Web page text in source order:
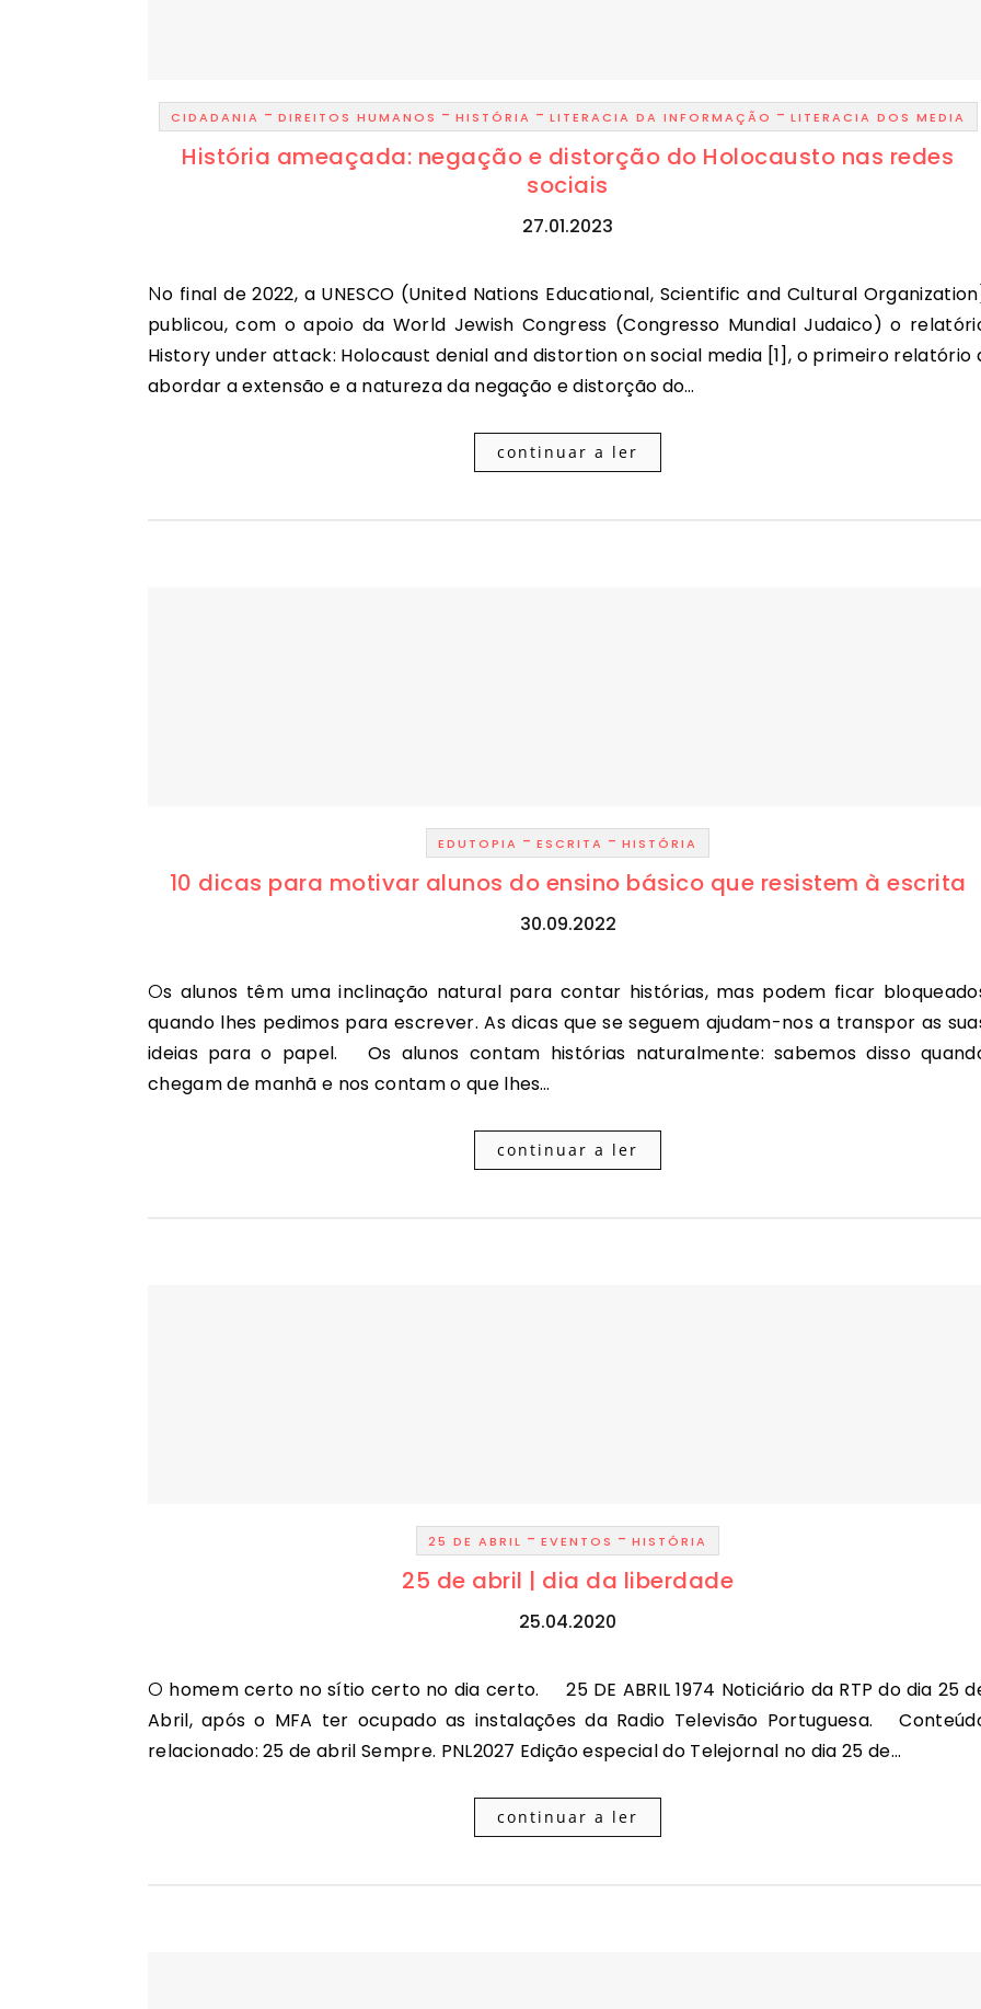
CIDADANIA - DIREITOS HUMANOS - HISTÓRIA - LITERACIA DA INFORMAÇÃO - LITERACIA DOS MEDIA
História ameaçada: negação e distorção do Holocausto nas redes
sociais
27.01.2023
No final de 2022, a UNESCO (United Nations Educational, Scientific and Cultural Organization)
publicou, com o apoio da World Jewish Congress (Congresso Mundial Judaico) o
History under attack: Holocaust denial and distortion on social media [1], o primeiro relatório
abordar a extensão e a natureza da negação e distorção do…
continuar a ler
EDUTOPIA - ESCRITA - HISTÓRIA
10 dicas para motivar alunos do ensino básico que resistem à escrita
30.09.2022
Os alunos têm uma inclinação natural para contar histórias, mas podem ficar bloqueados
quando lhes pedimos para escrever. As dicas que se seguem ajudam-nos a transpor as
ideias para o papel. Os alunos contam histórias naturalmente: sabemos disso
chegam de manhã e nos contam o que lhes…
continuar a ler
25 DE ABRIL - EVENTOS - HISTÓRIA
25 de abril | dia da liberdade
25.04.2020
O homem certo no sítio certo no dia certo. 25 DE ABRIL 1974 Noticiário da RTP do dia 25 de
Abril, após o MFA ter ocupado as instalações da Radio Televisão Portuguesa.
relacionado: 25 de abril Sempre. PNL2027 Edição especial do Telejornal no dia 25 de…
continuar a ler